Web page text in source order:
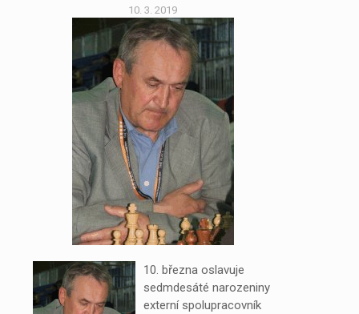
10. 3. 2019
10. března oslavuje
sedmdesáté narozeniny
externí spolupracovník